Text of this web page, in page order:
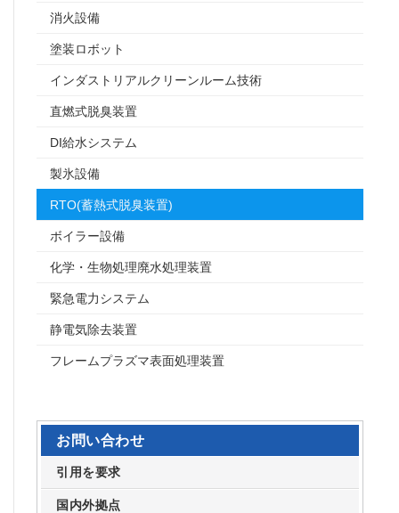
消火設備
塗装ロボット
インダストリアルクリーンルーム技術
直燃式脱臭装置
DI給水システム
製氷設備
RTO(蓄熱式脱臭装置)
ボイラー設備
化学・生物処理廃水処理装置
緊急電力システム
静電気除去装置
フレームプラズマ表面処理装置
お問い合わせ
引用を要求
国内外拠点